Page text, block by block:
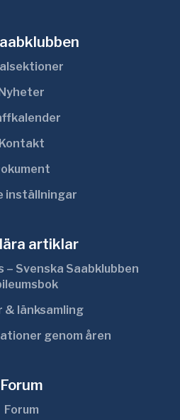
Kontakt
inställningar
artiklar
– Svenska Saabklubben
& länksamling
genom åren
Forum
Forum